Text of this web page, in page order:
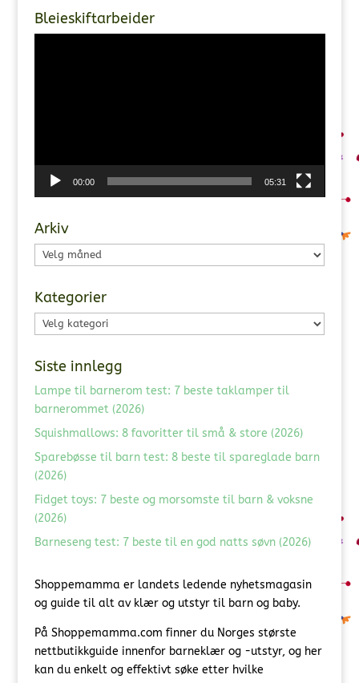
Bleieskiftarbeider
00:00 05:31
Arkiv
Arkiv
Kategorier
Kategorier
Siste innlegg
Lampe til barnerom test: 7 beste taklamper til
barnerommet (2026)
Squishmallows: 8 favoritter til små & store (2026)
Sparebøsse til barn test: 8 beste til spareglade barn
(2026)
Fidget toys: 7 beste og morsomste til barn & voksne
(2026)
Barneseng test: 7 beste til en god natts søvn (2026)
Shoppemamma er landets ledende nyhetsmagasin
og guide til alt av klær og utstyr til barn og baby.
På Shoppemamma.com finner du Norges største
nettbutikkguide innenfor barneklær og -utstyr, og her
kan du enkelt og effektivt søke etter hvilke